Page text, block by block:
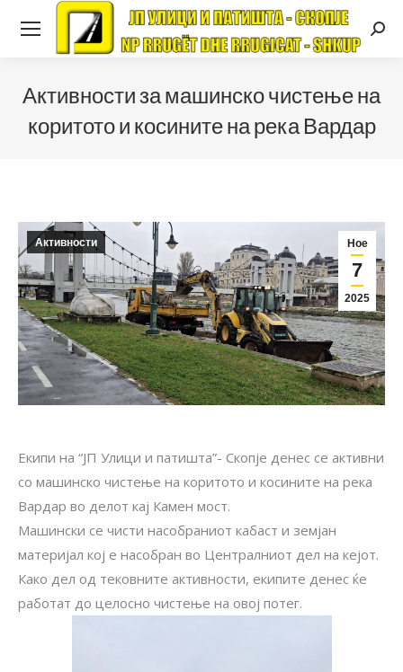
Активности за машинско чистење на
коритото и косините на река Вардар
Ное
7
2025
Активности
Екипи на “ЈП Улици и патишта”- Скопје денес се активни
со машинско чистење на коритото и косините на река
Вардар во делот кај Камен мост.
Машински се чисти насобраниот кабаст и земјан
материјал кој е насобран во Централниот дел на кејот.
Како дел од тековните активности, екипите денес ќе
работат до целосно чистење на овој потег.